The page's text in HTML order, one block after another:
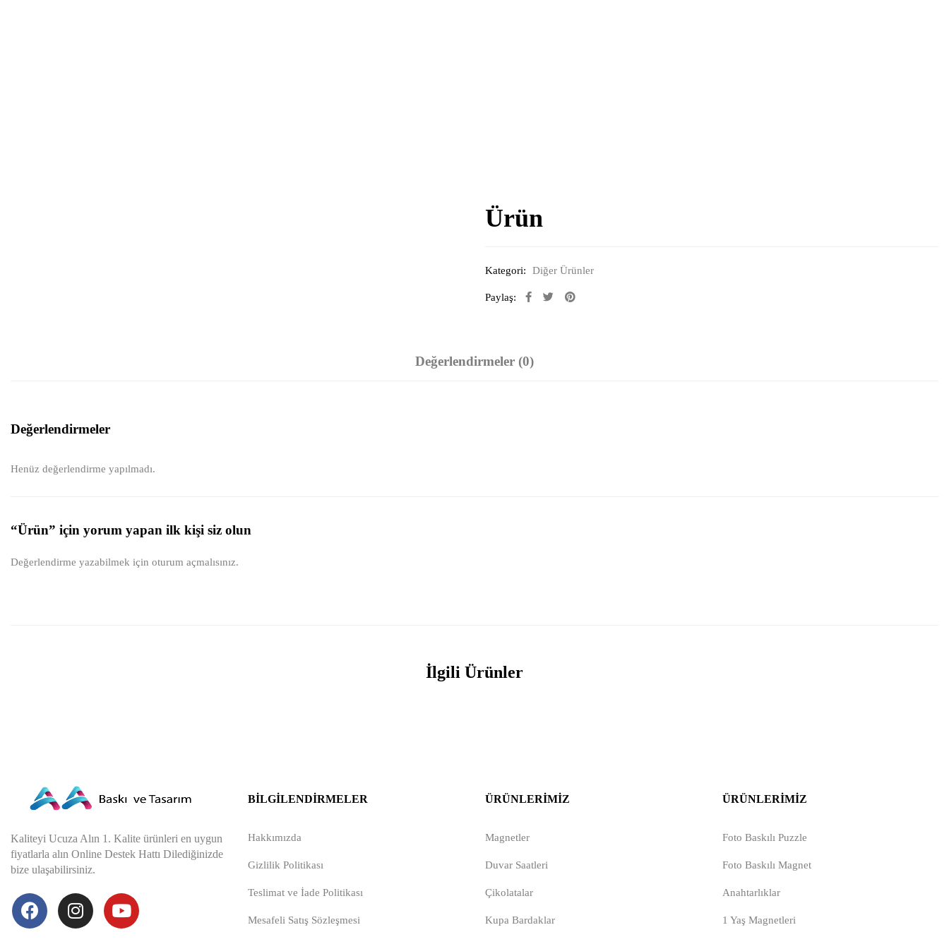
Ürün
Kategori: Diğer Ürünler
Paylaş:
Değerlendirmeler (0)
Değerlendirmeler
Henüz değerlendirme yapılmadı.
“Ürün” için yorum yapan ilk kişi siz olun
Değerlendirme yazabilmek için oturum açmalısınız.
İlgili Ürünler
Kaliteyi Ucuza Alın 1. Kalite ürünleri en uygun
fiyatlarla alın Online Destek Hattı Dilediğinizde
bize ulaşabilirsiniz.
BILGILENDIRMELER
Hakkımızda
Gizlilik Politikası
Teslimat ve İade Politikası
Mesafeli Satış Sözleşmesi
ÜRÜNLERIMIZ
Magnetler
Duvar Saatleri
Çikolatalar
Kupa Bardaklar
ÜRÜNLERIMIZ
Foto Baskılı Puzzle
Foto Baskılı Magnet
Anahtarlıklar
1 Yaş Magnetleri